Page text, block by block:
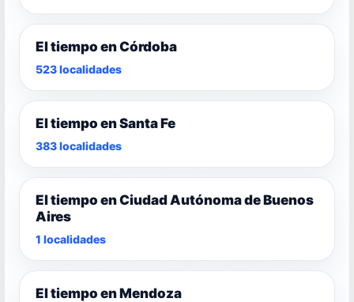
El tiempo en Córdoba
523 localidades
El tiempo en Santa Fe
383 localidades
El tiempo en Ciudad Autónoma de Buenos
Aires
1 localidades
El tiempo en Mendoza